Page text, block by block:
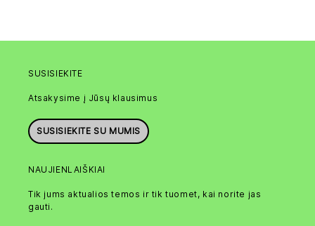
SUSISIEKITE
Atsakysime į Jūsų klausimus
SUSISIEKITE SU MUMIS
NAUJIENLAIŠKIAI
Tik jums aktualios temos ir tik tuomet, kai norite jas
gauti.